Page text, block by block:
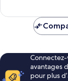
avantages
pour plus